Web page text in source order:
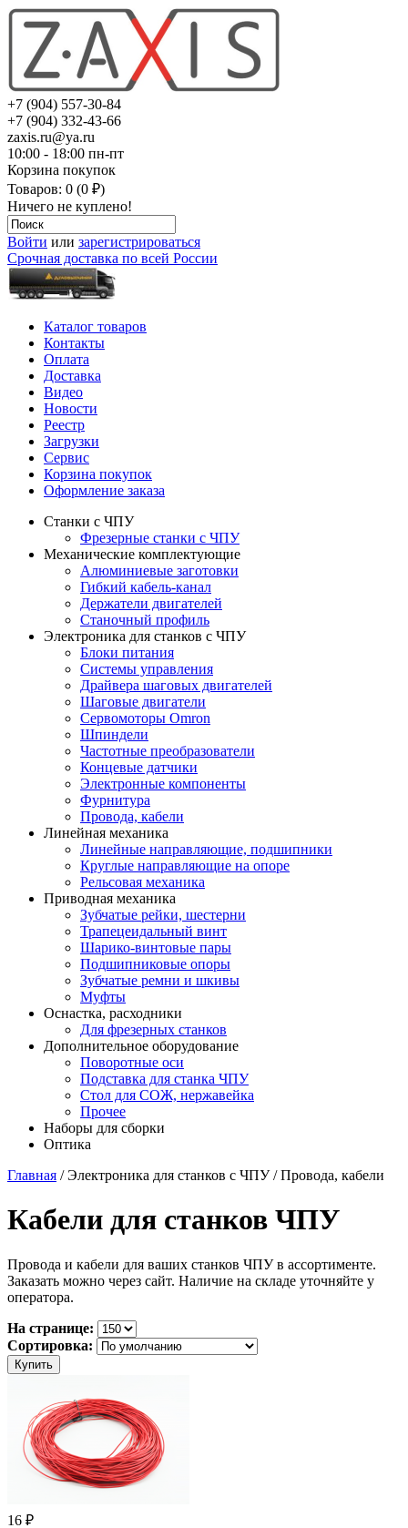
+7 (904) 557-30-84
+7 (904) 332-43-66
zaxis.ru@ya.ru
10:00 - 18:00 пн-пт
Корзина покупок
Товаров: 0 (0 ₽)
Ничего не куплено!
Войти или зарегистрироваться
Срочная доставка по всей России
Каталог товаров
Контакты
Оплата
Доставка
Видео
Новости
Реестр
Загрузки
Сервис
Корзина покупок
Оформление заказа
Станки с ЧПУ
Фрезерные станки с ЧПУ
Механические комплектующие
Алюминиевые заготовки
Гибкий кабель-канал
Держатели двигателей
Станочный профиль
Электроника для станков с ЧПУ
Блоки питания
Системы управления
Драйвера шаговых двигателей
Шаговые двигатели
Сервомоторы Omron
Шпиндели
Частотные преобразователи
Концевые датчики
Электронные компоненты
Фурнитура
Провода, кабели
Линейная механика
Линейные направляющие, подшипники
Круглые направляющие на опоре
Рельсовая механика
Приводная механика
Зубчатые рейки, шестерни
Трапецеидальный винт
Шарико-винтовые пары
Подшипниковые опоры
Зубчатые ремни и шкивы
Муфты
Оснастка, расходники
Для фрезерных станков
Дополнительное оборудование
Поворотные оси
Подставка для станка ЧПУ
Стол для СОЖ, нержавейка
Прочее
Наборы для сборки
Оптика
Главная / Электроника для станков с ЧПУ / Провода, кабели
Кабели для станков ЧПУ
Провода и кабели для ваших станков ЧПУ в ассортименте.
Заказать можно через сайт. Наличие на складе уточняйте у
оператора.
На странице:
Сортировка:
16 ₽